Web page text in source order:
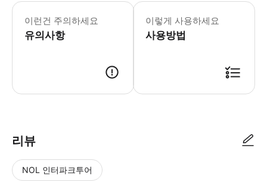
이런건 주의하세요
유의사항
수업 시작 15분 전까지 도착 식이 제
이렇게 사용하세요
사용방법
리뷰
NOL 인터파크투어